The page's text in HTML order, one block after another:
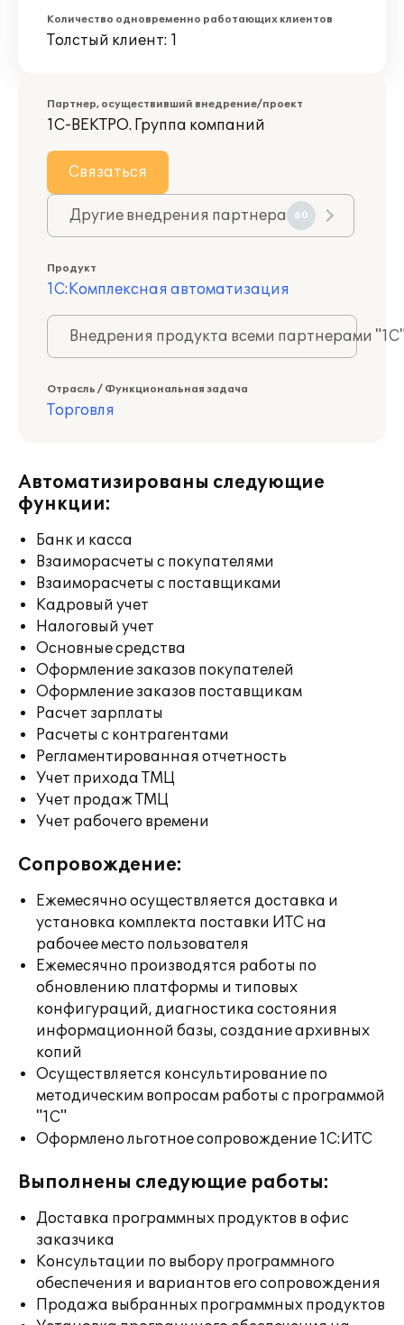
Количество одновременно работающих клиентов
Толстый клиент: 1
Партнер, осуществивший внедрение/проект
1С-ВЕКТРО. Группа компаний
Связаться
Другие внедрения партнера 60
Продукт
1С:Комплексная автоматизация
Внедрения продукта всеми партнерами
Отрасль / Функциональная задача
Торговля
Автоматизированы следующие
функции:
Банк и касса
Взаиморасчеты с покупателями
Взаиморасчеты с поставщиками
Кадровый учет
Налоговый учет
Основные средства
Оформление заказов покупателей
Оформление заказов поставщикам
Расчет зарплаты
Расчеты с контрагентами
Регламентированная отчетность
Учет прихода ТМЦ
Учет продаж ТМЦ
Учет рабочего времени
Сопровождение:
Ежемесячно осуществляется доставка и
установка комплекта поставки ИТС на
рабочее место пользователя
Ежемесячно производятся работы по
обновлению платформы и типовых
конфигураций, диагностика состояния
информационной базы, создание архивных
копий
Осуществляется консультирование по
методическим вопросам работы с программой
"1С"
Оформлено льготное сопровождение 1С:ИТС
Выполнены следующие работы:
Доставка программных продуктов в офис
заказчика
Консультации по выбору программного
обеспечения и вариантов его сопровождения
Продажа выбранных программных продуктов